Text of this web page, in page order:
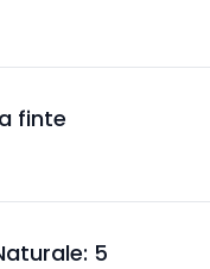
finte
5